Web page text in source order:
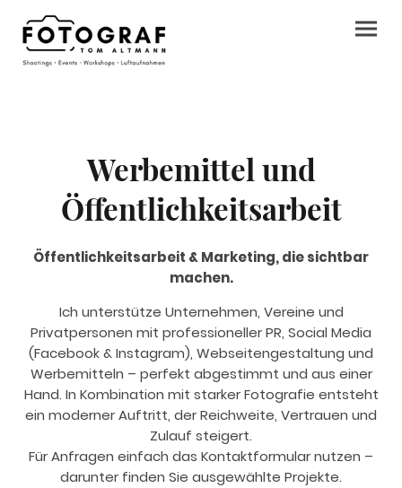
Werbemittel und
Öffentlichkeitsarbeit
Öffentlichkeitsarbeit & Marketing, die sichtbar
machen.
Ich unterstütze Unternehmen, Vereine und
Privatpersonen mit professioneller PR, Social Media
(Facebook & Instagram), Webseitengestaltung und
Werbemitteln – perfekt abgestimmt und aus einer
Hand. In Kombination mit starker Fotografie entsteht
ein moderner Auftritt, der Reichweite, Vertrauen und
Zulauf steigert.
Für Anfragen einfach das Kontaktformular nutzen –
darunter finden Sie ausgewählte Projekte.